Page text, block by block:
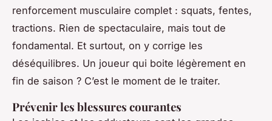
renforcement musculaire complet : squats, fentes,
tractions. Rien de spectaculaire, mais tout de
fondamental. Et surtout, on y corrige les
déséquilibres. Un joueur qui boite légèrement en
fin de saison ? C’est le moment de le traiter.
Prévenir les blessures courantes